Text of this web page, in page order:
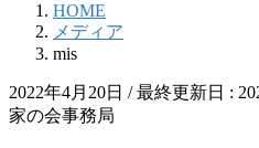
HOME
メディア
mis
2022年4月20日 / 最終更新日 :
家の会事務局